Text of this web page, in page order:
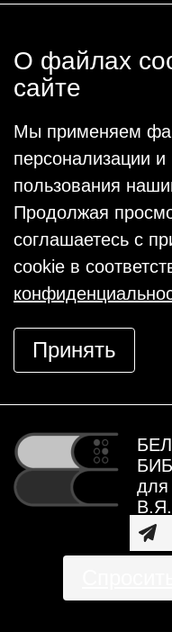
О файлах
сайте
Мы применяем
персонализации
пользования
Продолжая
соглашаетесь с
cookie в
Принять
для